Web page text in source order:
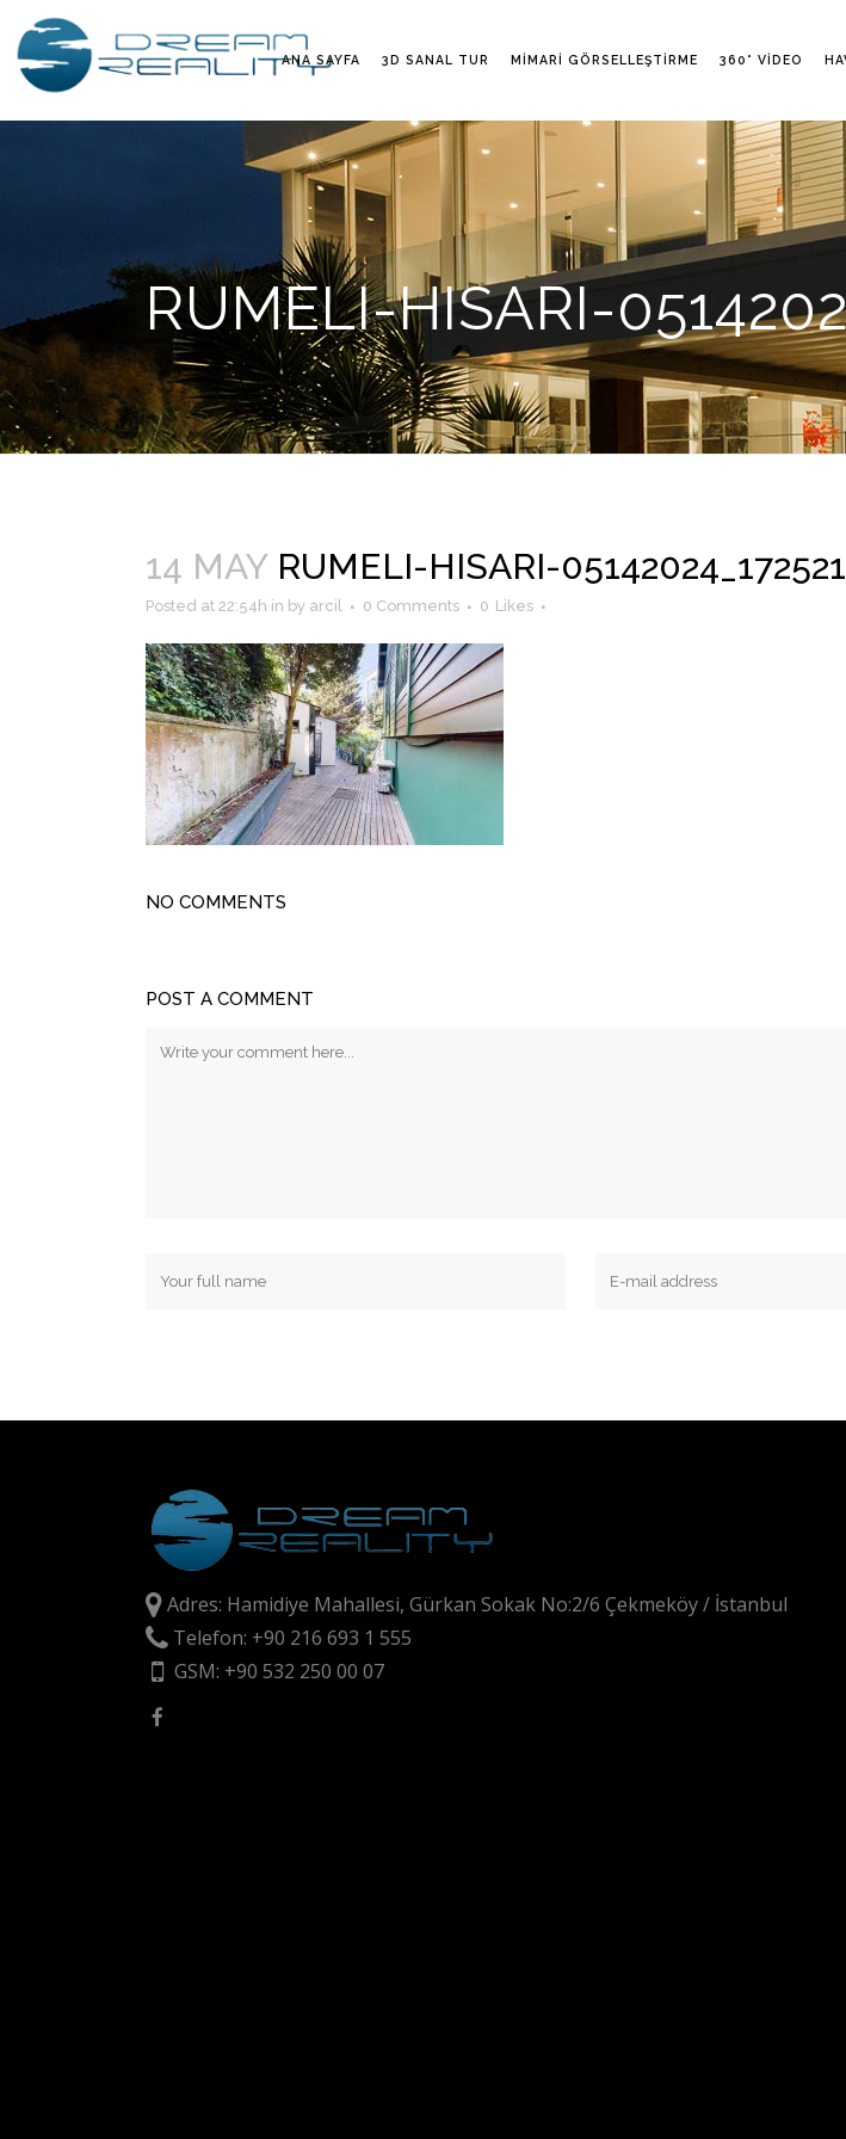
ANA SAYFA 3D SANAL TUR MIMARI GÖRSELLEŞTIRME 360° VIDEO
RUMELI-HISARI-
14 MAYRUMELI-HISARI-05142024_172521
Posted at 22:54h in by arcil 0 Comments 0 Likes
NO COMMENTS
POST A COMMENT
Adres: Hamidiye Mahallesi, Gürkan Sokak No:2/6 Çekmeköy / İstanbul
Telefon: +90 216 693 1 555
GSM: +90 532 250 00 07